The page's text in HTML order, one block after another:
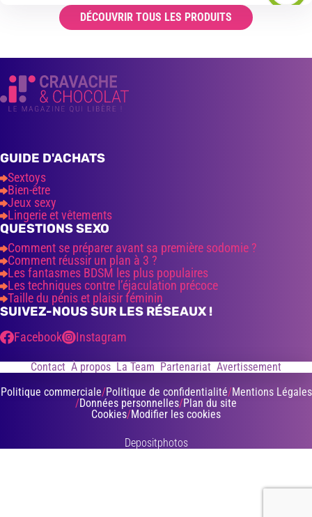
DÉCOUVRIR TOUS LES PRODUITS
GUIDE D'ACHATS
Sextoys
Bien-être
Jeux sexy
Lingerie et vêtements
QUESTIONS SEXO
Comment se préparer avant sa première sodomie ?
Comment réussir un plan à 3 ?
Les fantasmes BDSM les plus populaires
Les techniques contre l’éjaculation précoce
Taille du pénis et plaisir féminin
SUIVEZ-NOUS SUR LES RÉSEAUX !
Facebook Instagram
Contact À propos La Team Partenariat Avertissement
Politique commerciale Politique de confidentialité Mentions Légales
Données personnelles Plan du site
Cookies Modifier les cookies
Depositphotos